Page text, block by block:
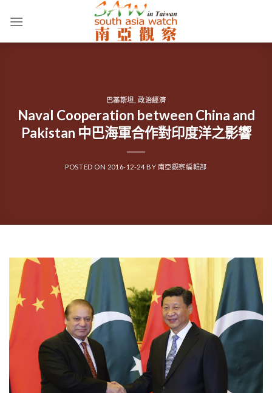
巴基斯坦 ,政治經濟
Naval Cooperation between China and
Pakistan 中巴海軍合作對印度洋之影響
POSTED ON 2016-12-24BY 南亞觀察編輯部